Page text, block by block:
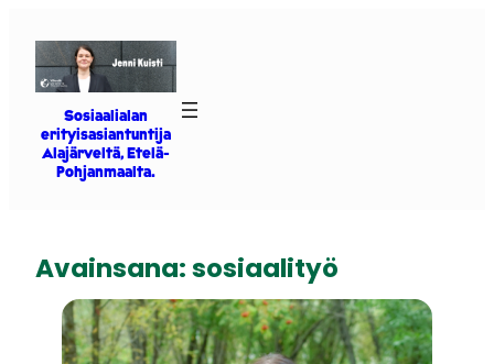
sisältöön
Sosiaalialan
erityisasiantuntija
Alajärveltä, Etelä-
Pohjanmaalta.
Avainsana:sosiaalityö